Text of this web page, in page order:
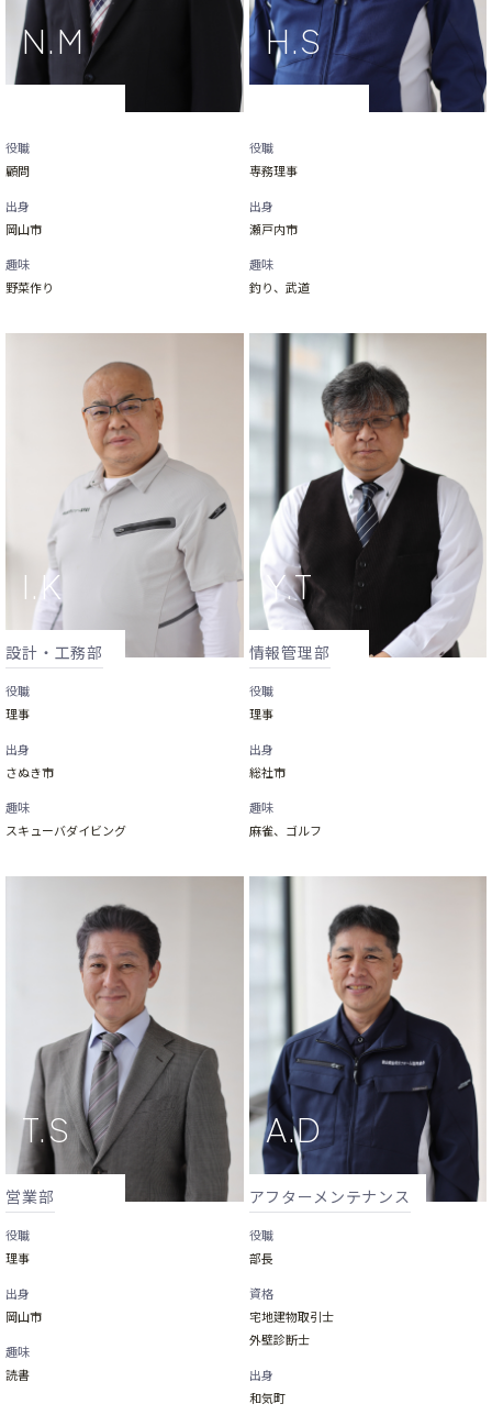
役職
顧問
出身
岡山市
趣味
野菜作り
役職
専務理事
出身
瀬戸内市
趣味
釣り、武道
設計・工務部
役職
理事
出身
さぬき市
趣味
スキューバダイビング
情報管理部
役職
理事
出身
総社市
趣味
麻雀、ゴルフ
営業部
役職
理事
出身
岡山市
趣味
読書
アフターメンテナンス
役職
部長
資格
宅地建物取引士
外壁診断士
出身
和気町